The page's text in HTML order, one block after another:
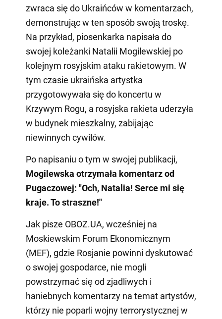
zwraca się do Ukraińców w komentarzach,
demonstrując w ten sposób swoją troskę.
Na przykład, piosenkarka napisała do
swojej koleżanki Natalii Mogilewskiej po
kolejnym rosyjskim ataku rakietowym. W
tym czasie ukraińska artystka
przygotowywała się do koncertu w
Krzywym Rogu, a rosyjska rakieta uderzyła
w budynek mieszkalny, zabijając
niewinnych cywilów.
Po napisaniu o tym w swojej publikacji,
Mogilewska otrzymała komentarz od
Pugaczowej: "Och, Natalia! Serce mi się
kraje. To straszne!"
Jak pisze OBOZ.UA, wcześniej na
Moskiewskim Forum Ekonomicznym
(MEF), gdzie Rosjanie powinni dyskutować
o swojej gospodarce, nie mogli
powstrzymać się od zjadliwych i
haniebnych komentarzy na temat artystów,
którzy nie poparli wojny terrorystycznej w